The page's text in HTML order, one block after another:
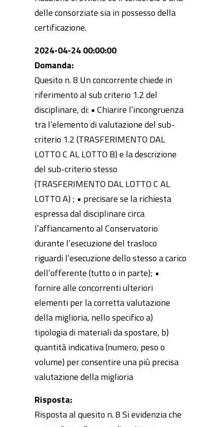
delle consorziate sia in possesso della
certificazione.
2024-04-24 00:00:00
Domanda:
Quesito n. 8 Un concorrente chiede in
riferimento al sub criterio 1.2 del
disciplinare, di: • Chiarire l’incongruenza
tra l’elemento di valutazione del sub-
criterio 1.2 (TRASFERIMENTO DAL
LOTTO C AL LOTTO B) e la descrizione
del sub-criterio stesso
(TRASFERIMENTO DAL LOTTO C AL
LOTTO A) ; • precisare se la richiesta
espressa dal disciplinare circa
l’affiancamento al Conservatorio
durante l’esecuzione del trasloco
riguardi l’esecuzione dello stesso a carico
dell’offerente (tutto o in parte); •
fornire alle concorrenti ulteriori
elementi per la corretta valutazione
della miglioria, nello specifico a)
tipologia di materiali da spostare, b)
quantità indicativa (numero, peso o
volume) per consentire una più precisa
valutazione della miglioria
Risposta:
Risposta al quesito n. 8 Si evidenzia che